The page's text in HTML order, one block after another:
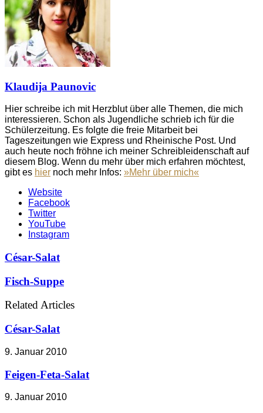
Klaudija Paunovic
Hier schreibe ich mit Herzblut über alle Themen, die mich
interessieren. Schon als Jugendliche schrieb ich für die
Schülerzeitung. Es folgte die freie Mitarbeit bei
Tageszeitungen wie Express und Rheinische Post. Und
auch heute noch fröhne ich meiner Schreibleidenschaft auf
diesem Blog. Wenn du mehr über mich erfahren möchtest,
gibt es hier noch mehr Infos: »Mehr über mich«
Website
Facebook
Twitter
YouTube
Instagram
César-Salat
Fisch-Suppe
Related Articles
César-Salat
9. Januar 2010
Feigen-Feta-Salat
9. Januar 2010